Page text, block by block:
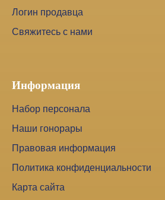
Логин продавца
Свяжитесь с нами
Информация
Набор персонала
Наши гонорары
Правовая информация
Политика конфиденциальности
Карта сайта